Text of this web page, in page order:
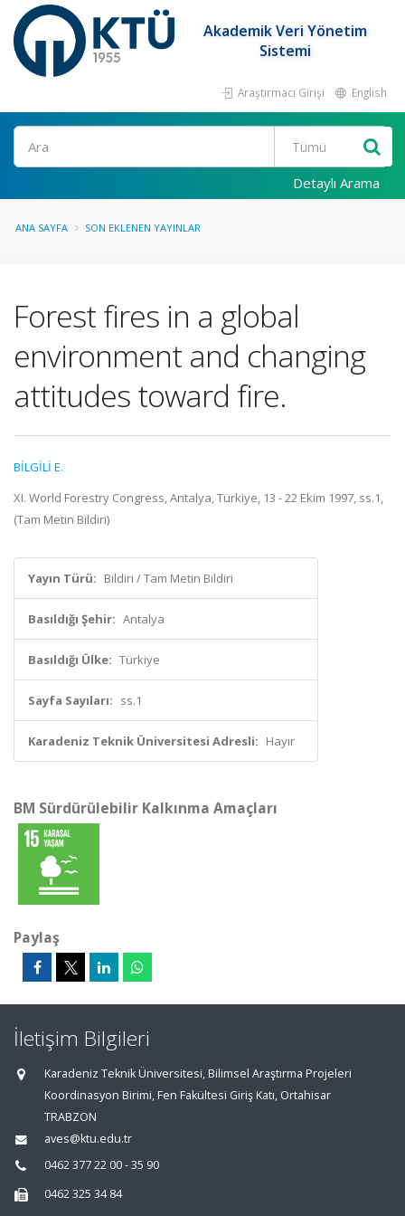
Akademik Veri Yönetim
Sistemi
Araştırmacı Girişi English
Ara
Detaylı Arama
ANA SAYFA SON EKLENEN YAYINLAR
Forest fires in a global
environment and changing
attitudes toward fire.
BİLGİLİ E.
XI. World Forestry Congress, Antalya, Türkiye, 13 - 22 Ekim 1997, ss.1,
(Tam Metin Bildiri)
Yayın Türü: Bildiri / Tam Metin Bildiri
Basıldığı Şehir: Antalya
Basıldığı Ülke: Türkiye
Sayfa Sayıları: ss.1
Karadeniz Teknik Üniversitesi Adresli: Hayır
BM Sürdürülebilir Kalkınma Amaçları
Paylaş
İletişim Bilgileri
Karadeniz Teknik Üniversitesi, Bilimsel Araştırma Projeleri
Koordinasyon Birimi, Fen Fakültesi Giriş Katı, Ortahisar
TRABZON
aves@ktu.edu.tr
0462 377 22 00 - 35 90
0462 325 34 84